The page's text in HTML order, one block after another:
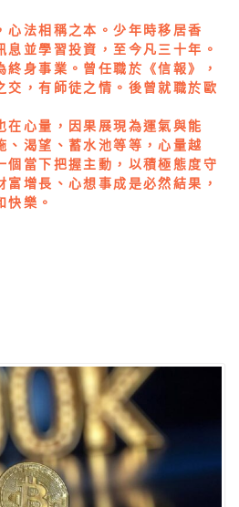
心法相稱之本。少年時移居香
並學習投資，至今凡三十年。
身事業。曾任職於《信報》，
交，有師徒之情。後曾就職於歐
在心量，因果展現為運氣與能
、渴望、蓄水池等等，心量越
個當下把握主動，以積極態度守
增長、心想事成是必然結果，
快樂。